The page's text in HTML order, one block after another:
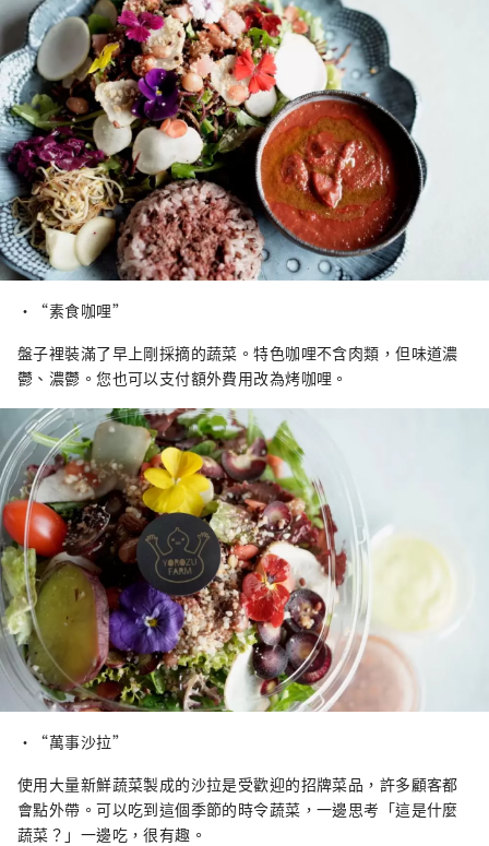
・“素食咖哩”
盤子裡裝滿了早上剛採摘的蔬菜。特色咖哩不含肉類，但味道濃
鬱、濃鬱。您也可以支付額外費用改為烤咖哩。
・“萬事沙拉”
使用大量新鮮蔬菜製成的沙拉是受歡迎的招牌菜品，許多顧客都
會點外帶。可以吃到這個季節的時令蔬菜，一邊思考「這是什麼
蔬菜？」一邊吃，很有趣。